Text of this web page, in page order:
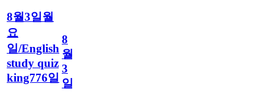
8월3일월
요
일/English
study quiz
king776일
8
월
3
일